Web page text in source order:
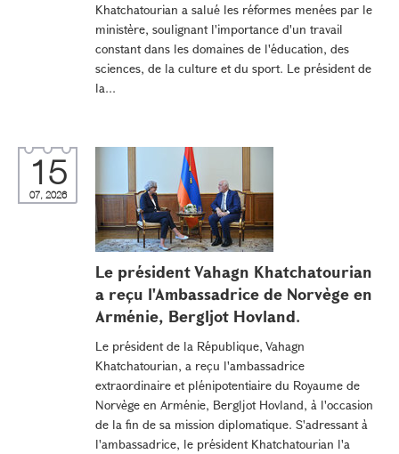
Khatchatourian a salué les réformes menées par le
ministère, soulignant l'importance d'un travail
constant dans les domaines de l'éducation, des
sciences, de la culture et du sport. Le président de
la...
15
07, 2026
Le président Vahagn Khatchatourian
a reçu l'Ambassadrice de Norvège en
Arménie, Bergljot Hovland.
Le président de la République, Vahagn
Khatchatourian, a reçu l'ambassadrice
extraordinaire et plénipotentiaire du Royaume de
Norvège en Arménie, Bergljot Hovland, à l'occasion
de la fin de sa mission diplomatique. S'adressant à
l'ambassadrice, le président Khatchatourian l'a